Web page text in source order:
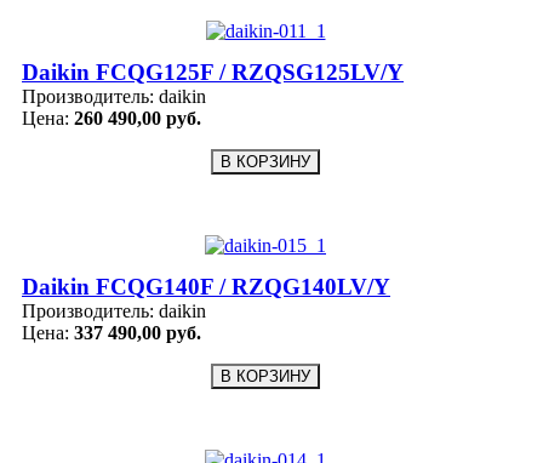
Daikin FCQG125F / RZQSG125LV/Y
Производитель: daikin
Цена: 260 490,00 руб.
Daikin FCQG140F / RZQG140LV/Y
Производитель: daikin
Цена: 337 490,00 руб.